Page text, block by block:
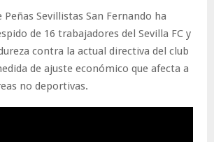
Peñas Sevillistas San Fernando ha
de 16 trabajadores del Sevilla FC y
contra la actual directiva del club
de ajuste económico que afecta a
no deportivas.